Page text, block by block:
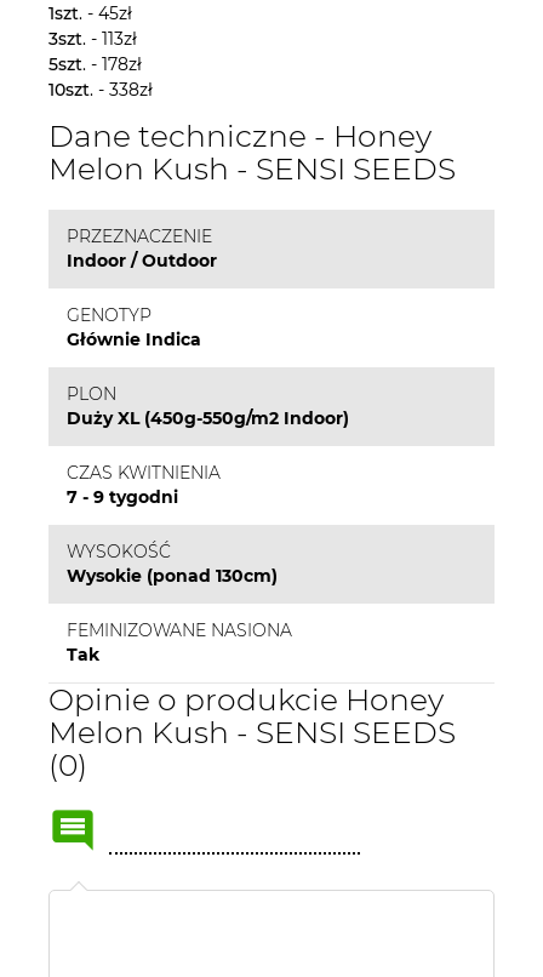
1szt. - 45zł
3szt. - 113zł
5szt. - 178zł
10szt. - 338zł
Dane techniczne - Honey
Melon Kush - SENSI SEEDS
PRZEZNACZENIE
Indoor / Outdoor
GENOTYP
Głównie Indica
PLON
Duży XL (450g-550g/m2 Indoor)
CZAS KWITNIENIA
7 - 9 tygodni
WYSOKOŚĆ
Wysokie (ponad 130cm)
FEMINIZOWANE NASIONA
Tak
Opinie o produkcie Honey
Melon Kush - SENSI SEEDS
(0)